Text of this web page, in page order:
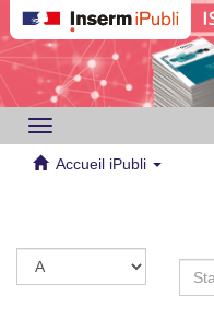
Toggle
navigation
Accueil iPubli